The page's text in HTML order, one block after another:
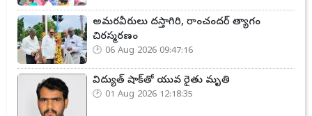
అమరవీరులు దస్తాగిరి, రాంచందర్ త్యాగం
చిరస్మరణం
06 Aug 2026 09:47:16
విద్యుత్ షాక్‌తో యువ రైతు మృతి
01 Aug 2026 12:18:35